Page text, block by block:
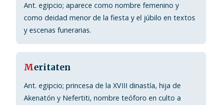
Ant. egipcio; aparece como nombre femenino y
como deidad menor de la fiesta y el júbilo en textos
y escenas funerarias.
Meritaten
Ant. egipcio; princesa de la XVIII dinastía, hija de
Akenatón y Nefertiti, nombre teóforo en culto a